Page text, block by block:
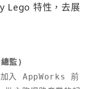
Lego 特性，去展
監)
加入 AppWorks 前